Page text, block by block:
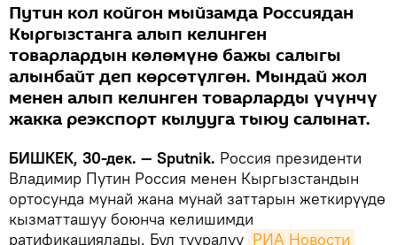
Путин кол койгон мыйзамда Россиядан
Кыргызстанга алып келинген
товарлардын көлөмүнө бажы салыгы
алынбайт деп көрсөтүлгөн. Мындай жол
менен алып келинген товарларды үчүнчү
жакка реэкспорт кылууга тыюу салынат.
БИШКЕК, 30-дек. — Sputnik. Россия президенти
Владимир Путин Россия менен Кыргызстандын
ортосунда мунай жана мунай заттарын жеткирүүдө
кызматташуу боюнча келишимди
ратификациялады. Бул тууралуу РИА Новости